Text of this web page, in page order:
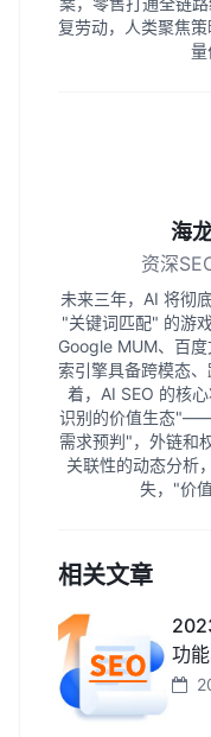
复劳动，人类聚焦
量
海
资深
未来三年，AI 将彻
"关键词匹配" 的游
Google MUM、百
索引擎具备跨模态
着，AI SEO 的核
识别的价值生态
需求预判"，外链和
关联性的动态分析
失，"价
相关文章
功